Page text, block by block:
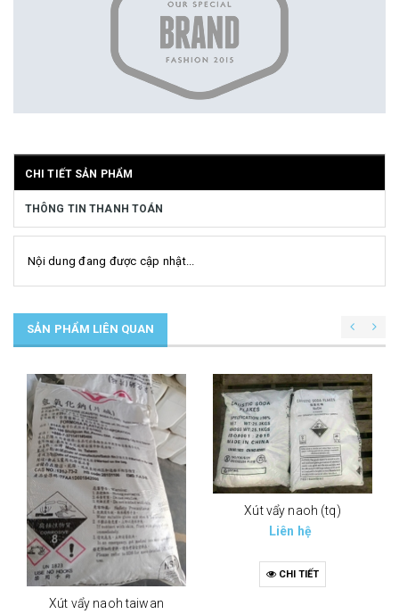
CHI TIẾT SẢN PHẨM
THÔNG TIN THANH TOÁN
Nội dung đang được cập nhật...
SẢN PHẨM LIÊN QUAN
Xút vẩy naoh taiwan
Xút vẩy naoh (tq)
Liên hệ
CHI TIẾT